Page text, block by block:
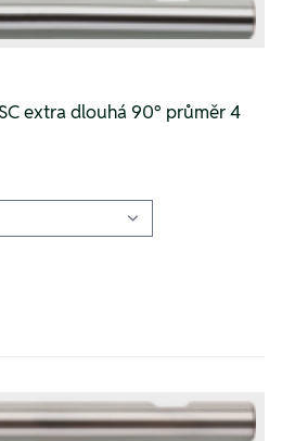
extra dlouhá 90° průměr 4
hinzufügen